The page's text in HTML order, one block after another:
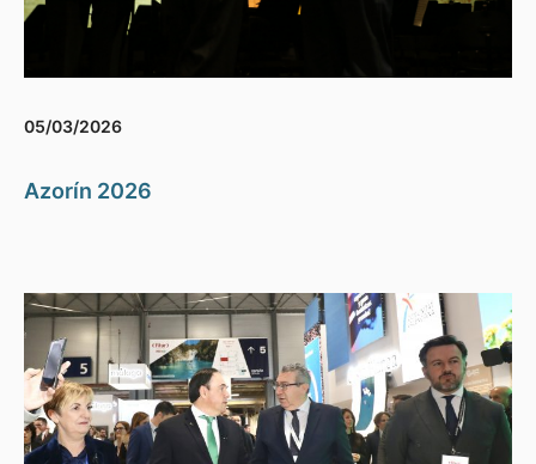
05/03/2026
Azorín 2026